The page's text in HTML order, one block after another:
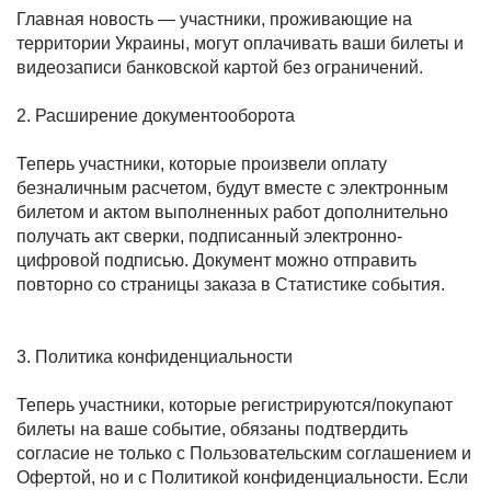
Главная новость — участники, проживающие на
территории Украины, могут оплачивать ваши билеты и
видеозаписи банковской картой без ограничений.
2. Расширение документооборота
Теперь участники, которые произвели оплату
безналичным расчетом, будут вместе с электронным
билетом и актом выполненных работ дополнительно
получать акт сверки, подписанный электронно-
цифровой подписью. Документ можно отправить
повторно со страницы заказа в Статистике события.
3. Политика конфиденциальности
Теперь участники, которые регистрируются/покупают
билеты на ваше событие, обязаны подтвердить
согласие не только с Пользовательским соглашением и
Офертой, но и с Политикой конфиденциальности. Если